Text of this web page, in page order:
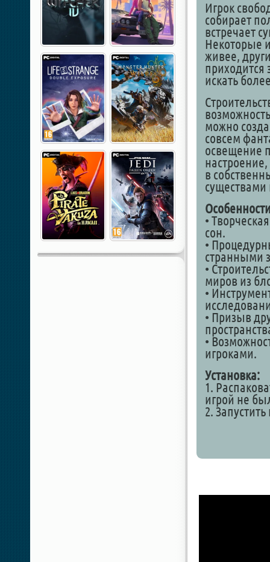
Игрок
собирает
встречает
Некоторые
живее,
приходится
искать
можно
совсем
освещение
в
•
сон.
•
странными
•
миров из
•
• Призыв
•
игроками.
Установка:
1.
игрой не
2. Запустить